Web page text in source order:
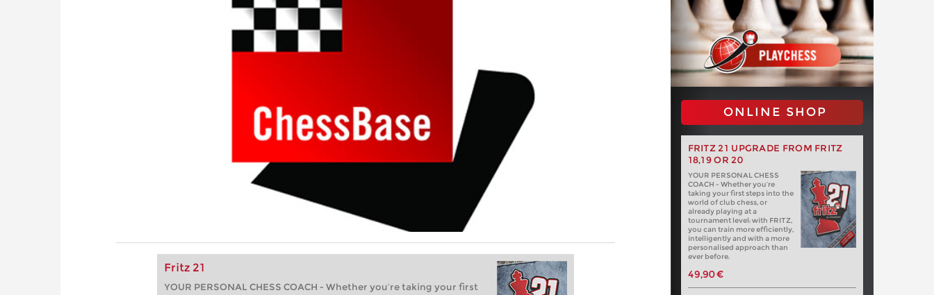
Fritz 21
YOUR PERSONAL CHESS COACH - Whether you’re taking your first
ONLINE SHOP
FRITZ 21 UPGRADE FROM FRITZ
18,19 OR 20
YOUR PERSONAL CHESS
COACH - Whether you’re
taking your first steps into the
world of club chess, or
already playing at a
tournament level: with FRITZ,
you can train more efficiently,
intelligently and with a more
personalised approach than
ever before.
49,90 €